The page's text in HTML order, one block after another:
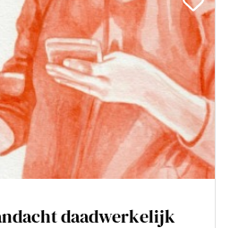
daadwerkelijk